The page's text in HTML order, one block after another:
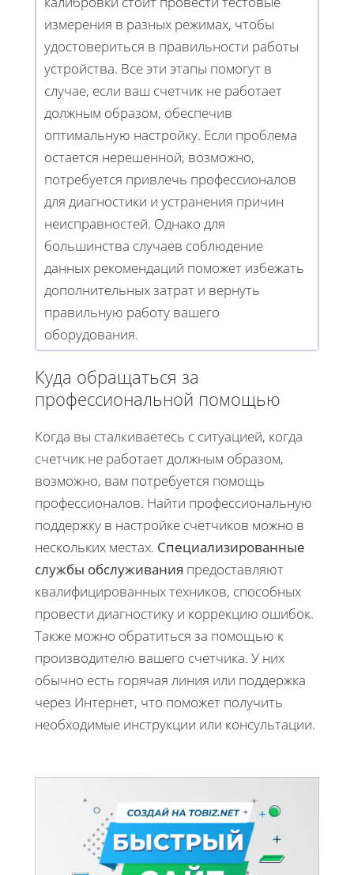
измерения в разных режимах, чтобы
удостовериться в правильности работы
устройства. Все эти этапы помогут в
случае, если ваш счетчик не работает
должным образом, обеспечив
оптимальную настройку. Если проблема
остается нерешенной, возможно,
потребуется привлечь профессионалов
для диагностики и устранения причин
неисправностей. Однако для
большинства случаев соблюдение
данных рекомендаций поможет избежать
дополнительных затрат и вернуть
правильную работу вашего
оборудования.
Куда обращаться за
профессиональной помощью
Когда вы сталкиваетесь с ситуацией, когда
счетчик не работает должным образом,
возможно, вам потребуется помощь
профессионалов. Найти профессиональную
поддержку в настройке счетчиков можно в
нескольких местах. Специализированные
службы обслуживания предоставляют
квалифицированных техников, способных
провести диагностику и коррекцию ошибок.
Также можно обратиться за помощью к
производителю вашего счетчика. У них
обычно есть горячая линия или поддержка
через Интернет, что поможет получить
необходимые инструкции или консультации.